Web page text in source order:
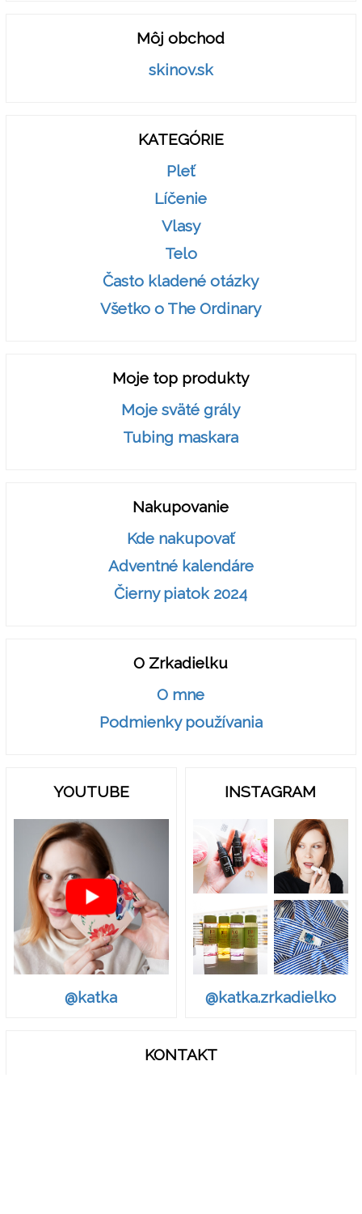
Môj obchod
skinov.sk
KATEGÓRIE
Pleť
Líčenie
Vlasy
Telo
Často kladené otázky
Všetko o The Ordinary
Moje top produkty
Moje sväté grály
Tubing maskara
Nakupovanie
Kde nakupovať
Adventné kalendáre
Čierny piatok 2024
O Zrkadielku
O mne
Podmienky používania
YOUTUBE
@katka
INSTAGRAM
@katka.zrkadielko
KONTAKT